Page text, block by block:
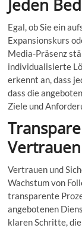
Jeden
Egal, ob Sie ein
Expansionskurs
Media-Präsenz
individualisierte
erkennt an, dass
dass die
Ziele und
Vertrauen und
Wachstum von
transparente
angebotenen
klaren Schritte,